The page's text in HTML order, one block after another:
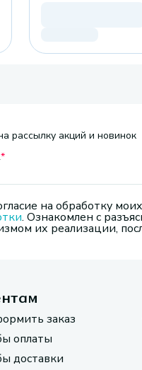
рассылку акций и новинок
*
на обработку
. Ознакомлен с
их реализации,
заказ
оплаты
доставки